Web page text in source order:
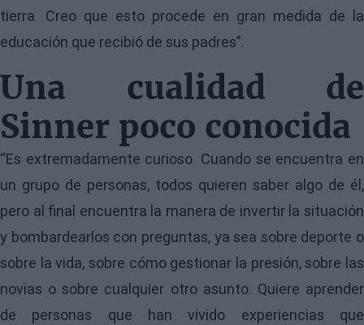
tierra. Creo que esto procede en gran medida de la
educación que recibió de sus padres”.
Una cualidad de
Sinner poco conocida
“Es extremadamente curioso. Cuando se encuentra en
un grupo de personas, todos quieren saber algo de él,
pero al final encuentra la manera de invertir la situación
y bombardearlos con preguntas, ya sea sobre deporte o
sobre la vida, sobre cómo gestionar la presión, sobre las
novias o sobre cualquier otro asunto. Quiere aprender
de personas que han vivido experiencias que